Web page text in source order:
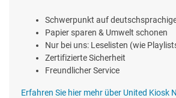
Schwerpunkt auf
Papier sparen & Umwelt schonen
Nur bei uns: Leselisten (wie
Zertifizierte Sicherheit
Freundlicher Service
Erfahren Sie hier mehr über United Kiosk